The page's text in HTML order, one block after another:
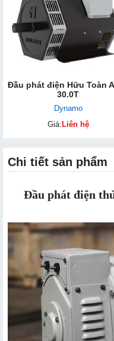
Đầu phát điện Hữu Toàn
30.0T
Dynamo
Giá: Liên hệ
Chi tiết sản phẩm
Đầu phát điện